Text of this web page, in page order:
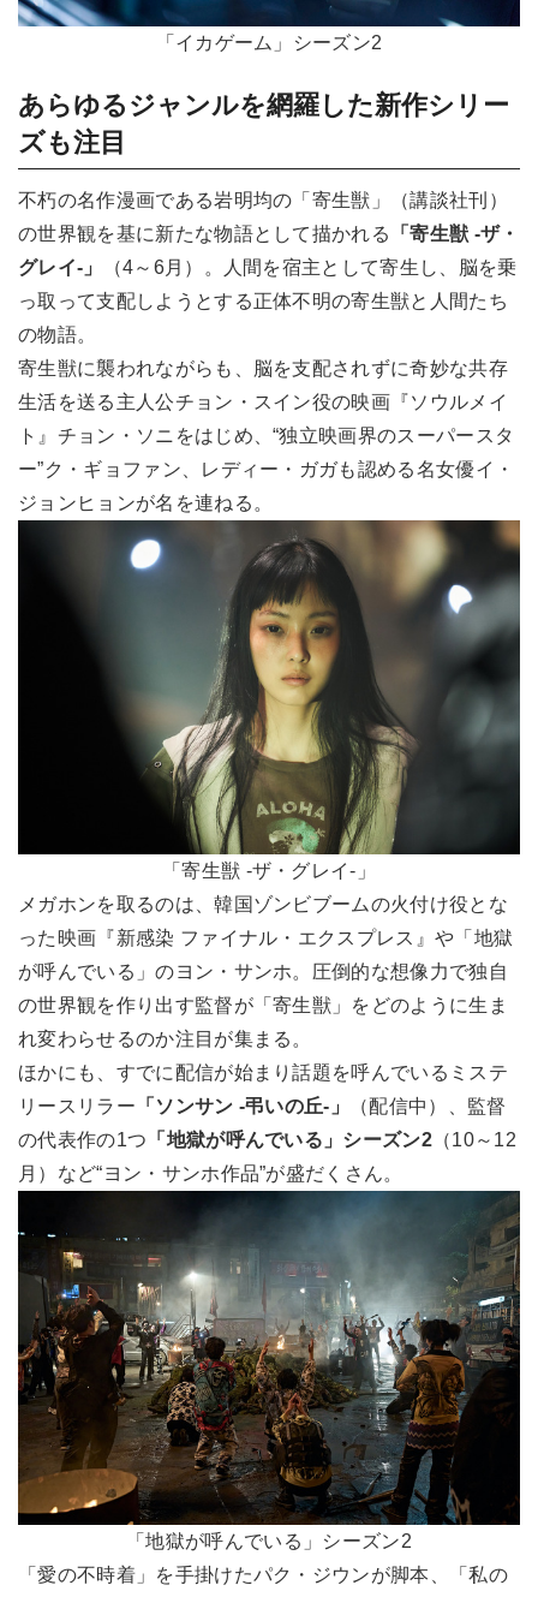
「イカゲーム」シーズン2
あらゆるジャンルを網羅した新作シリー
ズも注目
不朽の名作漫画である岩明均の「寄生獣」（講談社刊）
の世界観を基に新たな物語として描かれる
「寄生獣 -ザ・
グレイ-」
（4～6月）。人間を宿主として寄生し、脳を乗
っ取って支配しようとする正体不明の寄生獣と人間たち
の物語。
寄生獣に襲われながらも、脳を支配されずに奇妙な共存
生活を送る主人公チョン・スイン役の映画『ソウルメイ
ト』チョン・ソニをはじめ、“独立映画界のスーパースタ
ー”ク・ギョファン、レディー・ガガも認める名女優イ・
ジョンヒョンが名を連ねる。
「寄生獣 -ザ・グレイ-」
メガホンを取るのは、韓国ゾンビブームの火付け役とな
った映画『新感染 ファイナル・エクスプレス』や「地獄
が呼んでいる」のヨン・サンホ。圧倒的な想像力で独自
の世界観を作り出す監督が「寄生獣」をどのように生ま
れ変わらせるのか注目が集まる。
ほかにも、すでに配信が始まり話題を呼んでいるミステ
リースリラー 「ソンサン -弔いの丘-」
（配信中）、監督
の代表作の1つ 「地獄が呼んでいる」シーズン2 （10～12
月）など“ヨン・サンホ作品”が盛だくさん。
「地獄が呼んでいる」シーズン2
「愛の不時着」を手掛けたパク・ジウンが脚本、「私の